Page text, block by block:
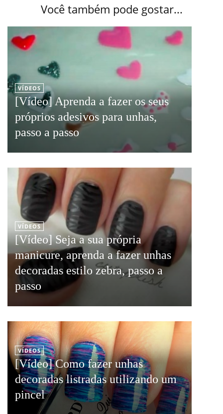
Você também pode gostar...
VÍDEOS
[Vídeo] Aprenda a fazer os seus
próprios adesivos para unhas,
passo a passo
VÍDEOS
[Vídeo] Seja a sua própria
manicure, aprenda a fazer unhas
decoradas estilo zebra, passo a
passo
VÍDEOS
[Vídeo] Como fazer unhas
decoradas listradas utilizando um
pincel